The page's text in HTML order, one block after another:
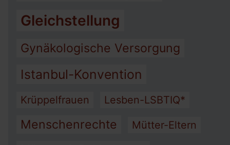
Gleichstellung
Gynäkologische Versorgung
Istanbul-Konvention
Krüppelfrauen Lesben-LSBTIQ*
Menschenrechte Mütter-Eltern